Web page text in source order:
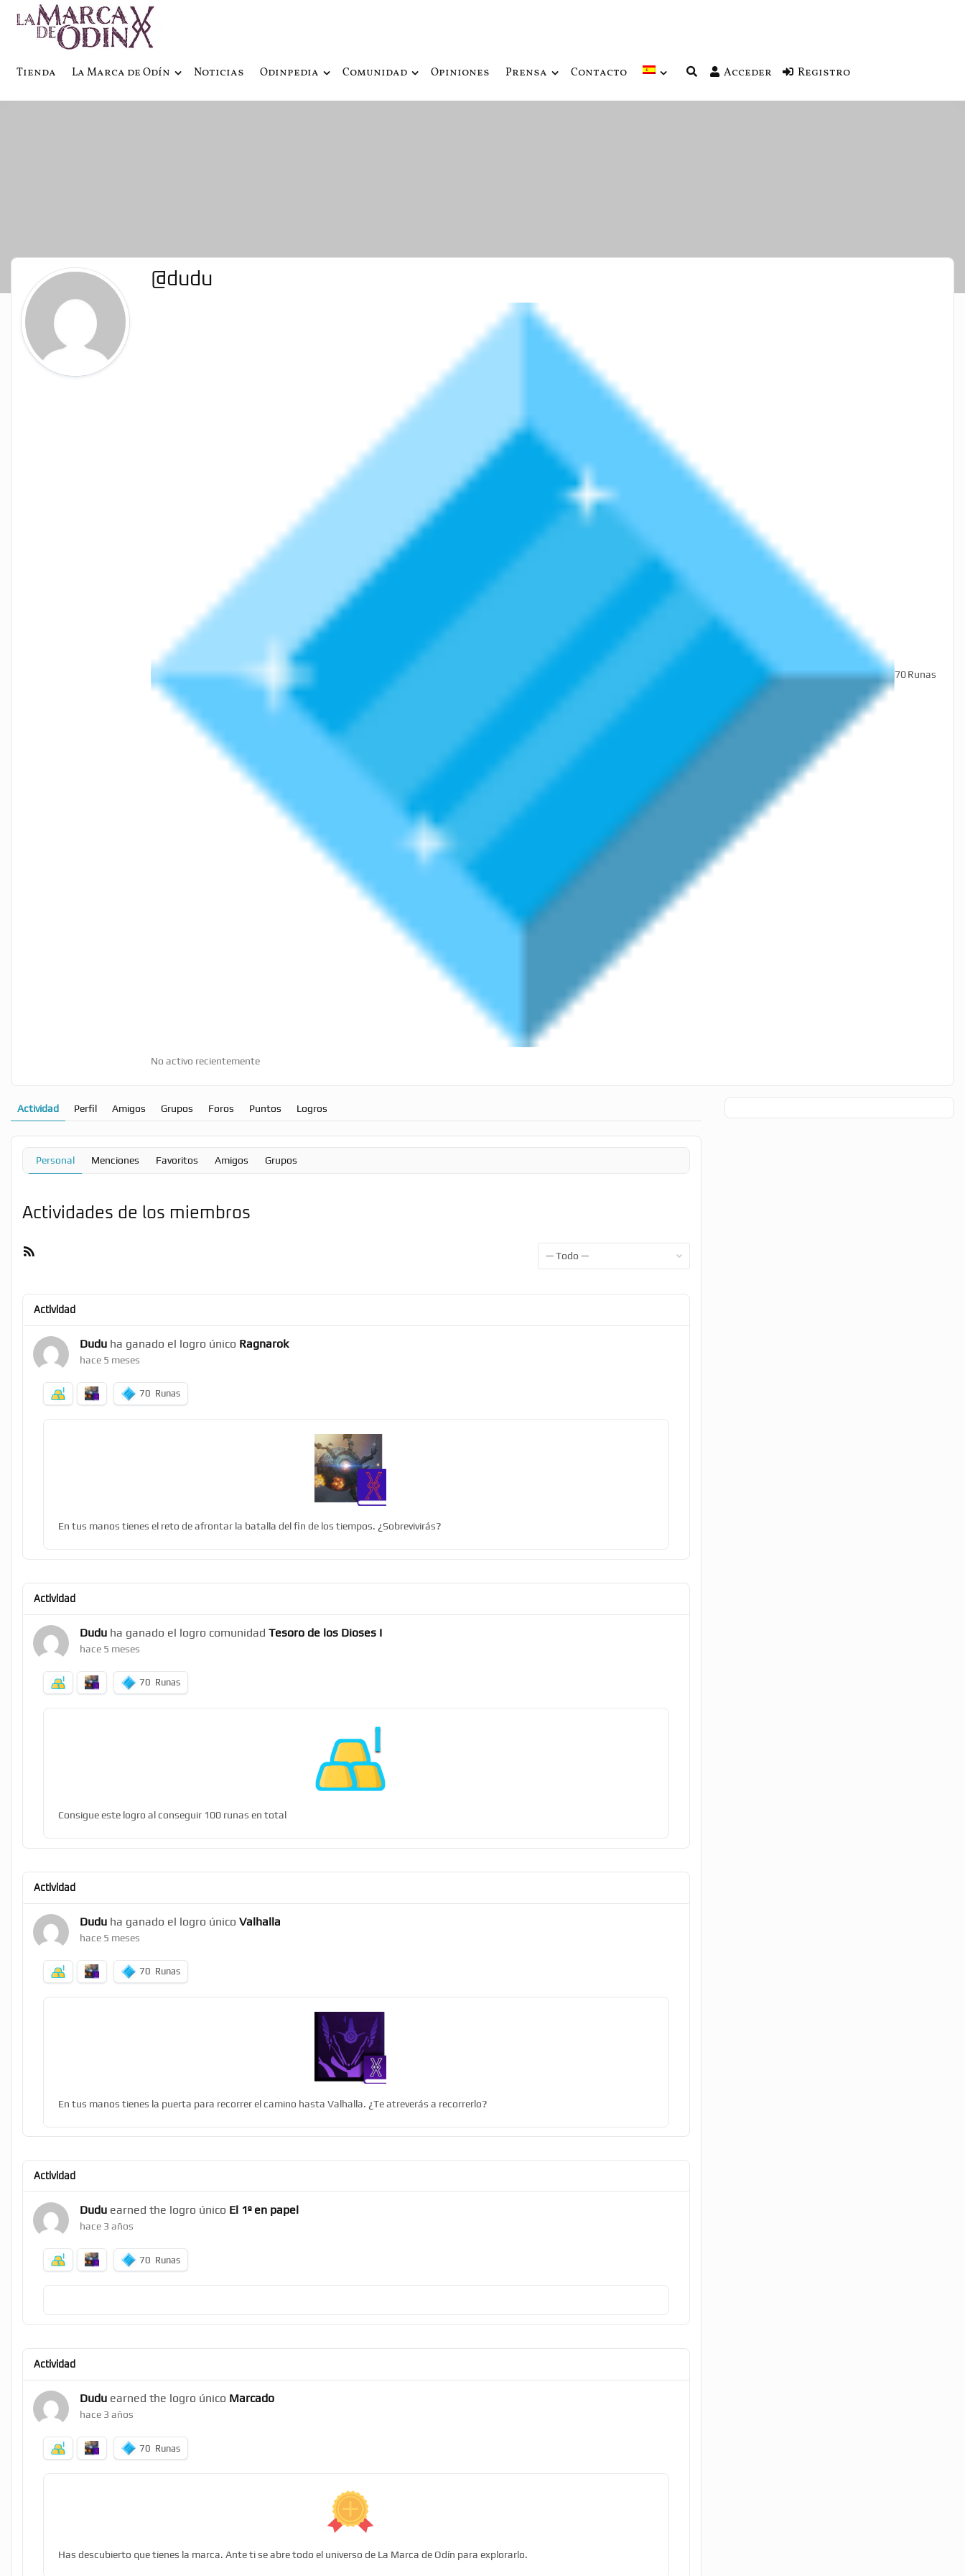
Tienda La Marca de Odín Noticias Odinpedia Comunidad Opiniones Prensa Contacto Acceder Registro
@dudu
70Runas
No activo recientemente
Actividad Perfil Amigos Grupos Foros Puntos Logros
Personal Menciones Favoritos Amigos Grupos
Actividades de los miembros
Actividad
Dudu ha ganado el logro único Ragnarok
hace 5 meses
70 Runas
En tus manos tienes el reto de afrontar la batalla del fin de los tiempos. ¿Sobrevivirás?
Actividad
Dudu ha ganado el logro comunidad Tesoro de los Dioses I
hace 5 meses
70 Runas
Consigue este logro al conseguir 100 runas en total
Actividad
Dudu ha ganado el logro único Valhalla
hace 5 meses
70 Runas
En tus manos tienes la puerta para recorrer el camino hasta Valhalla. ¿Te atreverás a recorrerlo?
Actividad
Dudu earned the logro único El 1º en papel
hace 3 años
70 Runas
Actividad
Dudu earned the logro único Marcado
hace 3 años
70 Runas
Has descubierto que tienes la marca. Ante ti se abre todo el universo de La Marca de Odín para explorarlo.